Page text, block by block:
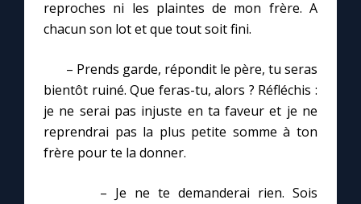
reproches ni les plaintes de mon frère. A
chacun son lot et que tout soit fini.
– Prends garde, répondit le père, tu seras
bientôt ruiné. Que feras-tu, alors ? Réfléchis :
je ne serai pas injuste en ta faveur et je ne
reprendrai pas la plus petite somme à ton
frère pour te la donner.
– Je ne te demanderai rien. Sois